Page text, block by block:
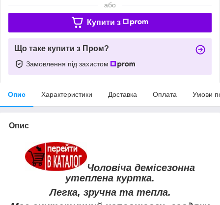
або
Купити з
Що таке купити з Пром?
Замовлення під захистом
Опис Характеристики Доставка Оплата Умови
Опис
Чоловіча демісезонна
утеплена куртка.
Легка, зручна та тепла.